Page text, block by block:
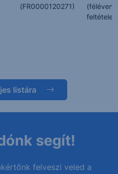
(FR0000120271)
listára
segít!
felveszi veled a